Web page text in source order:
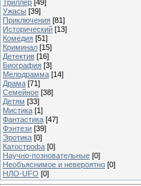
Триллер [49]
Ужасы [39]
Приключения [81]
Исторический [13]
Комедия [51]
Криминал [15]
Детектив [16]
Биография [3]
Мелодрамма [14]
Драма [71]
Семейное [38]
Детям [33]
Мистика [1]
Фантастика [47]
Фэнтези [39]
Эротика [0]
Катострофа [0]
Научно-позновательные [0]
Необъяснимое и невероятно [0]
НЛО-UFO [0]